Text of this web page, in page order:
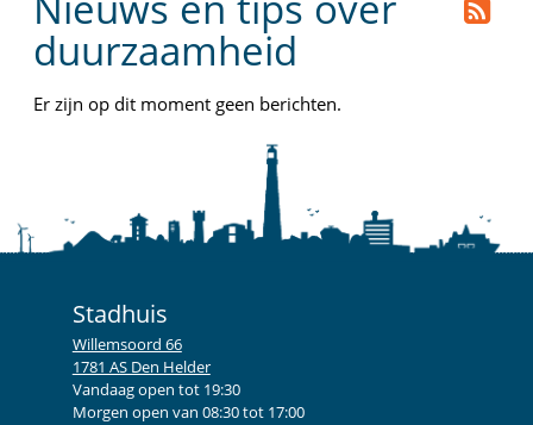
duurzaamheid
Er zijn op dit moment geen berichten.
Stadhuis
Willemsoord 66
1781 AS Den Helder
Vandaag open tot 19:30
Morgen open van 08:30 tot 17:00